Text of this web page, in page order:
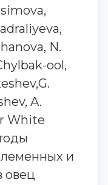
N.
ool,
A.
White
и
овец